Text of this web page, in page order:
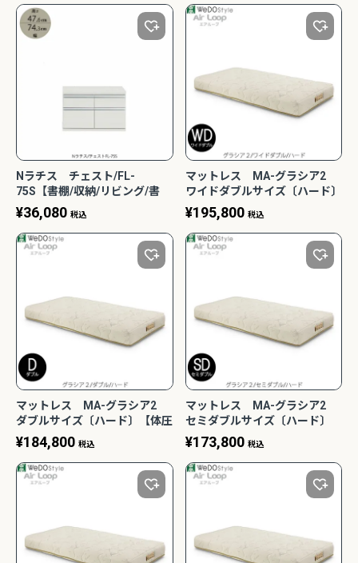
Nラチス チェスト/FL-
75S【書棚/収納/リビング/書
斎/シェルフ/大容量/フナモ
コ】
¥36,080 税込
マットレス MA-グラシア2
ワイドダブルサイズ〔ハード〕
【体圧分散/快適/寝室/清潔/エ
コ素材/ノンコイル/ウィドゥ・
スタイル】
¥195,800 税込
マットレス MA-グラシア2
ダブルサイズ〔ハード〕【体圧
分散/快適/寝室/清潔/エコ素材/
ノンコイル/ウィドゥ・スタイ
ル】
¥184,800 税込
マットレス MA-グラシア2
セミダブルサイズ〔ハード〕
【体圧分散/快適/寝室/清潔/エ
コ素材/ノンコイル/ウィドゥ・
スタイル】
¥173,800 税込